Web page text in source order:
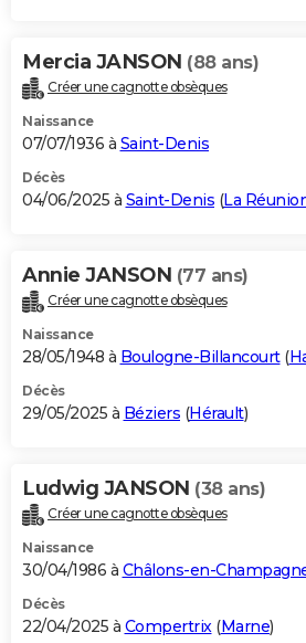
Mercia JANSON (88 ans)
Créer une cagnotte obsèques
Naissance
07/07/1936 à Saint-Denis
Décès
04/06/2025 à Saint-Denis (La
Annie JANSON (77 ans)
Créer une cagnotte obsèques
Naissance
28/05/1948 à Boulogne-Billancourt(
Décès
29/05/2025 à Béziers (Hérault)
Ludwig JANSON (38 ans)
Créer une cagnotte obsèques
Naissance
30/04/1986 à Châlons-en-
Décès
22/04/2025 à Compertrix (Marne)